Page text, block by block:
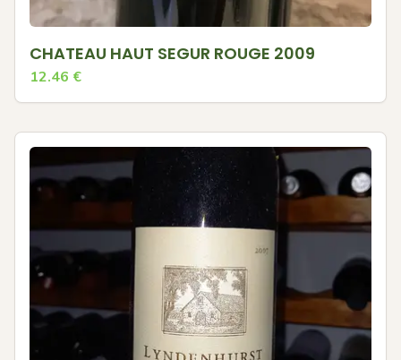
CHATEAU HAUT SEGUR ROUGE 2009
12.46 €